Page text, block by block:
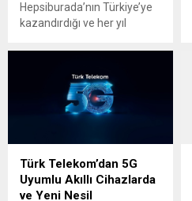
Hepsiburada’nın Türkiye’ye
kazandırdığı ve her yıl
şekillendiren Efsane Kasım,
Platform bu Efsane
Kasım’da ziyaret rekoru
kırarak tüm zamanın en
süresince dakikada 532
ürün satıldı. Türkiye
genelinde 100 bini aşkın iş
Türk Telekom’dan 5G
Uyumlu Akıllı Cihazlarda
ve Yeni Nesil